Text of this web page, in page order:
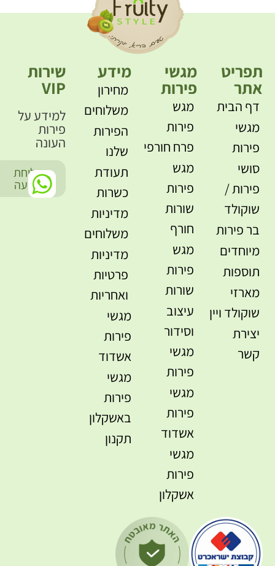
תפריט
אתר
דף הבית
מגשי
פירות
סושי
פירות /
שוקולד
בר פירות
מיוחדים
תוספות
מארזי
שוקולד ויין
יצירת
קשר
מגשי
פירות
מגש
פירות
פרח חורפי
מגש
פירות
שורות
חורף
מגש
פירות
שורות
עיצוב
וסידור
מגשי
פירות
מגשי
פירות
אשדוד
מגשי
פירות
אשקלון
מידע
מחירון
משלוחים
הפירות
שלנו
תעודת
כשרות
מדיניות
משלוחים
מדיניות
פרטיות
ואחריות
מגשי
פירות
אשדוד
מגשי
פירות
באשקלון
תקנון
שירות
VIP
למידע על
פירות
העונה
שליחת
הודעה